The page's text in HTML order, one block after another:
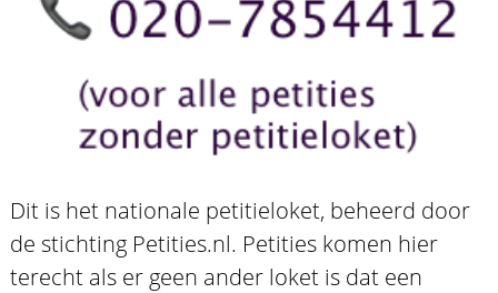
Dit is het nationale petitieloket, beheerd door
de stichting Petities.nl. Petities komen hier
terecht als er geen ander loket is dat een